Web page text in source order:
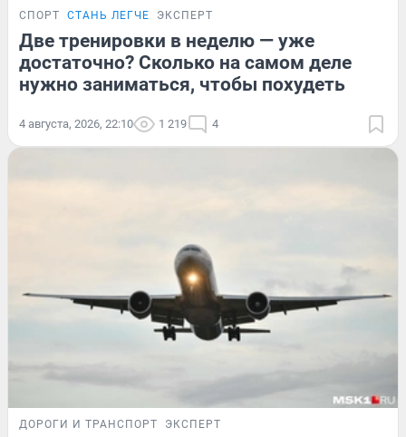
СПОРТ СТАНЬ ЛЕГЧЕ ЭКСПЕРТ
Две тренировки в неделю — уже
достаточно? Сколько на самом деле
нужно заниматься, чтобы похудеть
4 августа, 2026, 22:10 1 219 4
ДОРОГИ И ТРАНСПОРТ ЭКСПЕРТ